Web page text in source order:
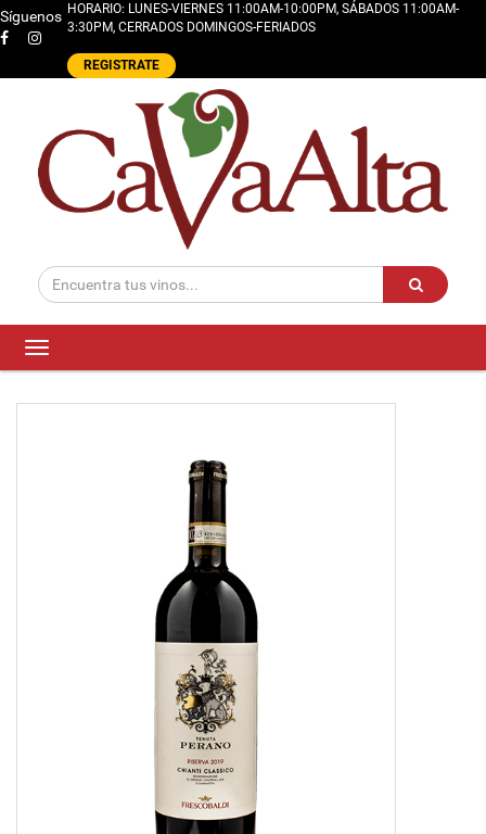
Síguenos HORARIO: LUNES-VIERNES 11:00AM-10:00PM, SÁBADOS 11:00AM-
3:30PM, CERRADOS DOMINGOS-FERIADOS
REGISTRATE
Toggle
navigation